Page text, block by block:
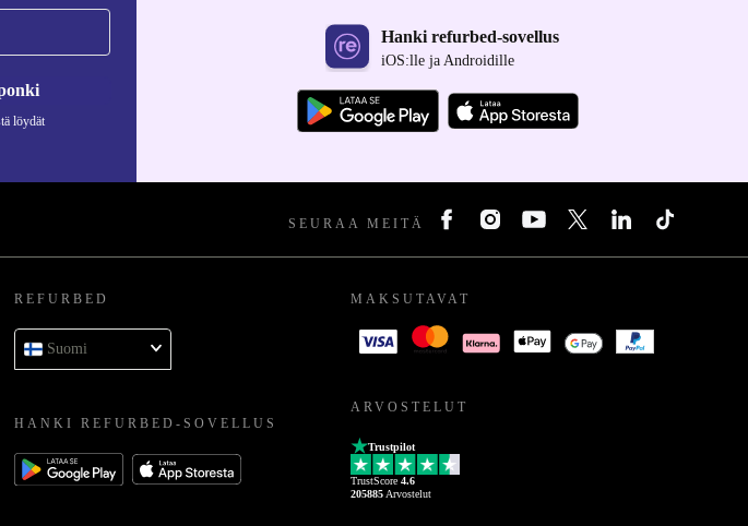
löydät
Hanki refurbed-sovellus
iOS:lle ja Androidille
SEURAA MEITÄ
REFURBED
Suomi
HANKI REFURBED-SOVELLUS
MAKSUTAVAT
ARVOSTELUT
Trustpilot
TrustScore 4.6
205885 Arvostelut